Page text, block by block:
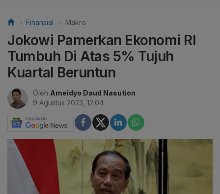
Finansial Makro
Jokowi Pamerkan Ekonomi RI
Tumbuh Di Atas 5% Tujuh
Kuartal Beruntun
Oleh Ameidyo Daud Nasution
9 Agustus 2023, 12:04